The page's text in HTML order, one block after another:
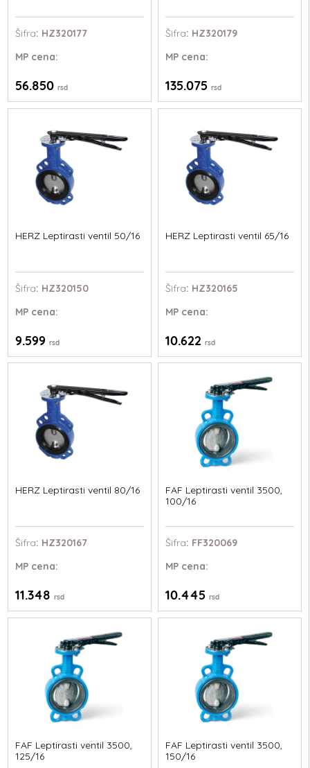
Šifra: HZ320177
MP cena:
56.850rsd
Šifra: HZ320179
MPcena:
135.075 rsd
HERZ Leptirasti ventil 50/16
Šifra: HZ320150
MP cena:
9.599rsd
HERZ Leptirasti ventil 65/16
Šifra: HZ320165
MPcena:
10.622 rsd
HERZ Leptirasti ventil 80/16
Šifra: HZ320167
MP cena:
11.348rsd
FAF Leptirasti ventil 3500,
100/16
Šifra: FF320069
MPcena:
10.445 rsd
FAF Leptirasti ventil 3500,
125/16
FAF Leptirasti ventil 3500,
150/16